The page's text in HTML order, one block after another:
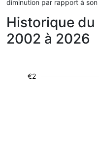
diminution par rapport à
Historique du
2002 à 2026
€2